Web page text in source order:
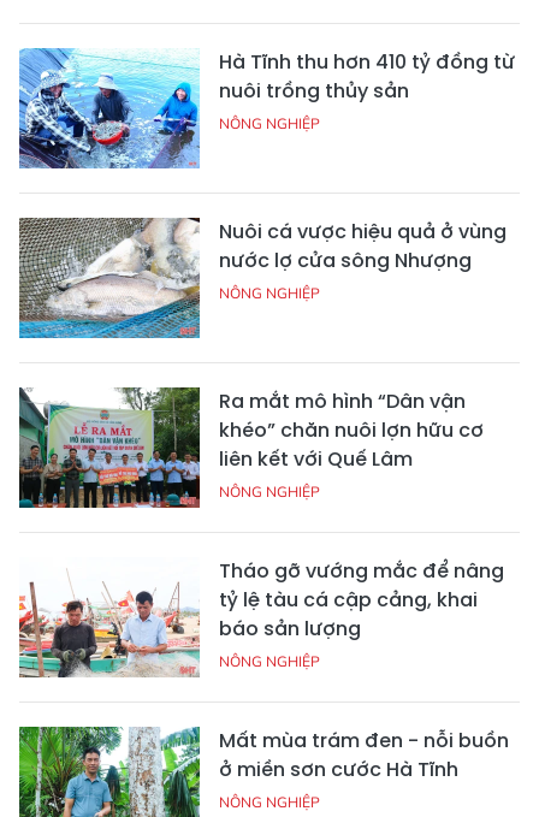
Hà Tĩnh thu hơn 410 tỷ đồng từ
nuôi trồng thủy sản
NÔNG NGHIỆP
Nuôi cá vược hiệu quả ở vùng
nước lợ cửa sông Nhượng
NÔNG NGHIỆP
Ra mắt mô hình “Dân vận
khéo” chăn nuôi lợn hữu cơ
liên kết với Quế Lâm
NÔNG NGHIỆP
Tháo gỡ vướng mắc để nâng
tỷ lệ tàu cá cập cảng, khai
báo sản lượng
NÔNG NGHIỆP
Mất mùa trám đen - nỗi buồn
ở miền sơn cước Hà Tĩnh
NÔNG NGHIỆP